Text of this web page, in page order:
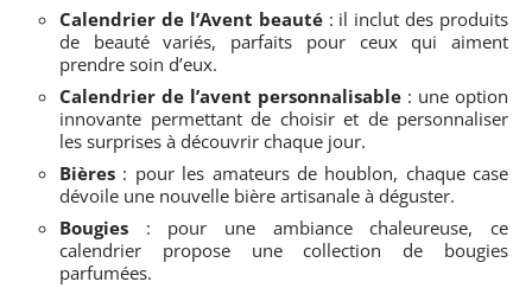
Calendrier de l’Avent beauté: il inclut des produits
de beauté variés, parfaits pour ceux qui aiment
prendre soin d’eux.
Calendrier de l’avent personnalisable : une option
innovante permettant de choisir et de personnaliser
les surprises à découvrir chaque jour.
Bières : pour les amateurs de houblon, chaque case
dévoile une nouvelle bière artisanale à déguster.
Bougies : pour une ambiance chaleureuse, ce
calendrier propose une collection de bougies
parfumées.